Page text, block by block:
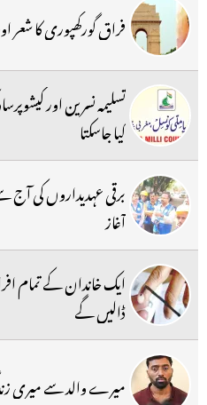
فراق گورکھپوری کا شعر
تسلیمہ نسرین اور
کیا جاسکتا
برقی عہدیداروں کی آج
آغاز
ایک خاندان کے تمام
ڈالیں گے
میرے والد سے میری